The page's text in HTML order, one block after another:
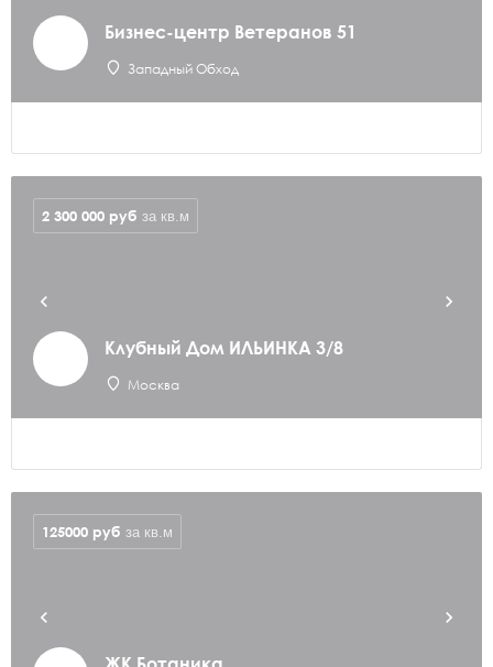
Бизнес-центр Ветеранов 51
Западный Обход
Клубный Дом ИЛЬИНКА 3/8
Москва
2 300 000 руб за кв.м
125000 руб за кв.м